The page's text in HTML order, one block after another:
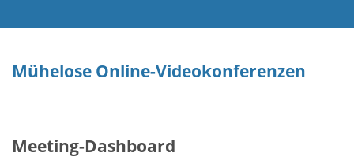
Mühelose Online-Videokonferenzen
Meeting-Dashboard